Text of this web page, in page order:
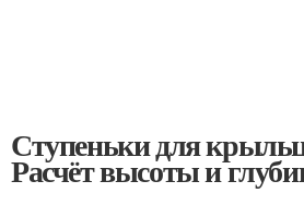
Ступеньки для
Расчёт высоты и